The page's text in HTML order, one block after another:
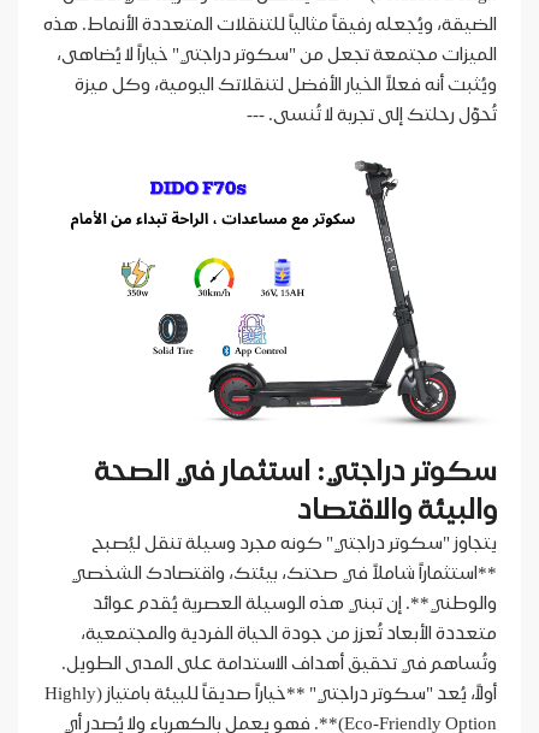
الضيقة، ويُجعله رفيقاً مثالياً للتنقلات المتعددة الأنماط. هذه
الميزات مجتمعة تجعل من "سكوتر دراجتي" خياراً لا يُضاهى،
ويُثبت أنه فعلاً الخيار الأفضل لتنقلاتك اليومية، وكل ميزة
تُحوّل رحلتك إلى تجربة لا تُنسى. ---
سكوتر دراجتي: استثمار في الصحة
والبيئة والاقتصاد
يتجاوز "سكوتر دراجتي" كونه مجرد وسيلة تنقل ليُصبح
**استثماراً شاملاً في صحتك، بيئتك، واقتصادك الشخصي
والوطني**. إن تبني هذه الوسيلة العصرية يُقدم عوائد
متعددة الأبعاد تُعزز من جودة الحياة الفردية والمجتمعية،
وتُساهم في تحقيق أهداف الاستدامة على المدى الطويل.
أولاً، يُعد "سكوتر دراجتي" **خياراً صديقاً للبيئة بامتياز (Highly
Eco-Friendly Option)**. فهو يعمل بالكهرباء ولا يُصدر أي